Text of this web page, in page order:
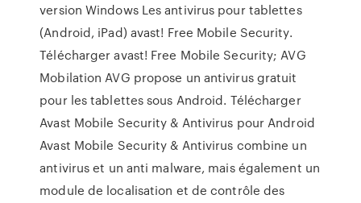
version Windows Les antivirus pour tablettes
(Android, iPad) avast! Free Mobile Security.
Télécharger avast! Free Mobile Security; AVG
Mobilation AVG propose un antivirus gratuit
pour les tablettes sous Android. Télécharger
Avast Mobile Security & Antivirus pour Android
Avast Mobile Security & Antivirus combine un
antivirus et un anti malware, mais également un
module de localisation et de contrôle des